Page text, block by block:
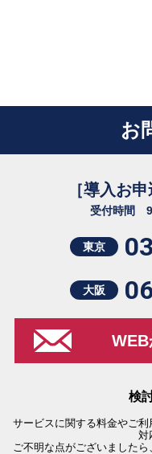
お
［導入お
受付時間 9
東京
大阪
検
サービスに関する料金やご
対
ご不明な点がございました